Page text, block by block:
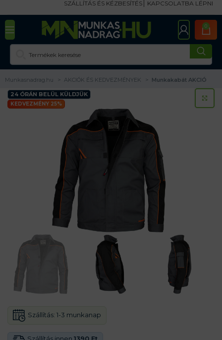
SZÁLLÍTÁS ÉS KÉZBESÍTÉS KAPCSOLATBA LÉPNI
0
Munkasnadrag.hu AKCIÓK ÉS KEDVEZMÉNYEK Munkakabát AKCIÓ
24 ÓRÁN BELÜL KÜLDJÜK
KEDVEZMÉNY 25%
Szállítás: 1-3 munkanap